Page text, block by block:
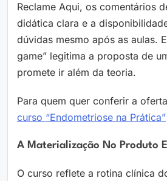
Reclame Aqui, os comentários
didática clara e a
dúvidas mesmo após as aulas.
game” legitima a proposta de
promete ir além da teoria.
Para quem quer conferir a
curso “Endometriose na Prática”
A Materialização No Produto
O curso reflete a rotina clínica